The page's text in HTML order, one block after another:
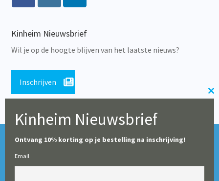
Kinheim Nieuwsbrief
Wil je op de hoogte blijven van het laatste nieuws?
Inschrijven
© Alle rechten voorbehouden 2026 | Educatieve Uitgeverij
Tijdens de zomerperiode blijft onze webshop geopend,
Kinheim Nieuwsbrief
Ontvang 10% korting op je bestelling na inschrijving!
Email